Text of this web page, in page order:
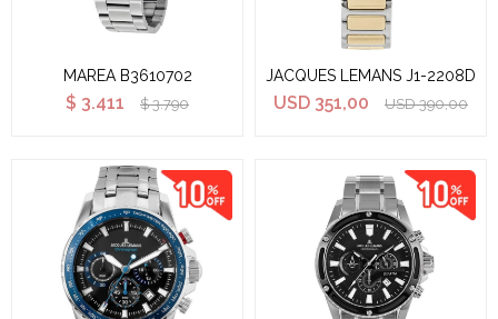
MAREA B3610702
$ 3.411 $ 3.790
JACQUES LEMANS J1-2208D
USD 351,00 USD 390,00